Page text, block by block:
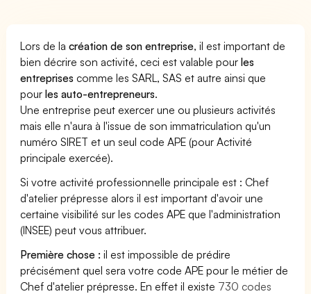
Lors de lacréation de son entreprise, il est important de
bien décrire son activité, ceci est valable pourles
entreprises comme les SARL, SAS et autre ainsi que
pourles auto-entrepreneurs.
Une entreprise peut exercer une ou plusieurs activités
mais elle n'aura à l'issue de son immatriculation qu'un
numéro SIRET et un seul code APE (pour Activité
principale exercée).
Si votre activité professionnelle principale est : Chef
d'atelier prépresse alors il est important d'avoir une
certaine visibilité sur les codes APE que l'administration
(INSEE) peut vous attribuer.
Première chose : il est impossible de prédire
précisément quel sera votre code APE pour le métier de
Chef d'atelier prépresse. En effet il existe 730 codes